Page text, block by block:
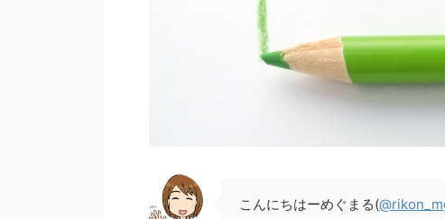
こんにちはーめぐまる(